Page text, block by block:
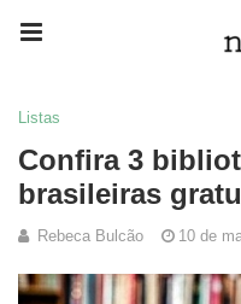
Listas
Confira 3
brasileiras
Rebeca Bulcão 10 de